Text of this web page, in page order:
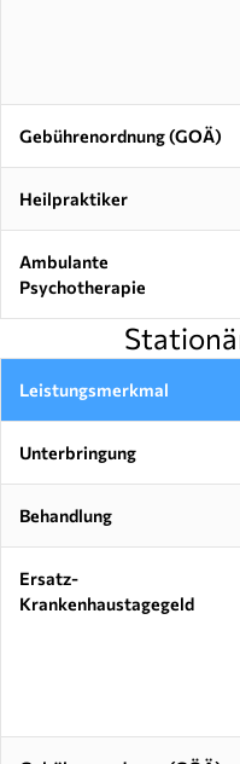
Gebührenordnung (GOÄ)
Heilpraktiker
Ambulante
Psychotherapie
Leistungsmerkmal
Unterbringung
Behandlung
Ersatz-
Krankenhaustagegeld